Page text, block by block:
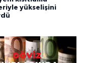
yükselişini